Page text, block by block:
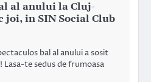
al anului la Cluj-
joi, in SIN Social Club
bal al anului a sosit
te sedus de frumoasa